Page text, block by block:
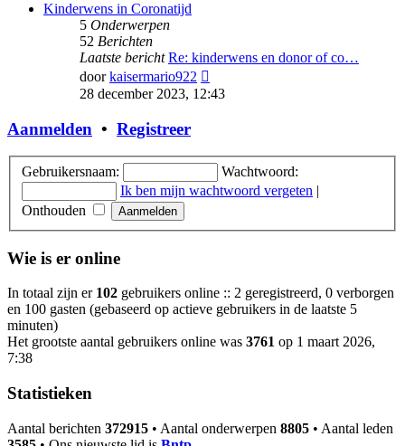
Kinderwens in Coronatijd
5 Onderwerpen
52 Berichten
Laatste bericht Re: kinderwens en donor of co…
doorkaisermario922
laatste
28 december 2023, 12:43
Aanmelden • Registreer
Gebruikersnaam:
Wachtwoord:
Ik ben mijn wachtwoord vergeten |
Onthouden
Wie is er online
In totaal zijn er 102 gebruikers online :: 2 geregistreerd, 0 verborgen
en 100 gasten (gebaseerd op actieve gebruikers in de laatste 5
minuten)
Het grootste aantal gebruikers online was 3761 op 1 maart 2026,
7:38
Statistieken
Aantal berichten 372915 • Aantal onderwerpen 8805 • Aantal leden